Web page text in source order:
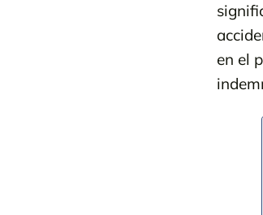
en el